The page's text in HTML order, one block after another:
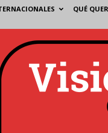
QUÉ